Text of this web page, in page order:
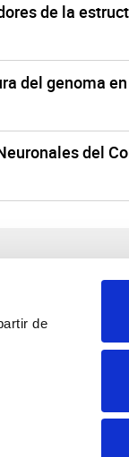
de
de la
del genoma
del